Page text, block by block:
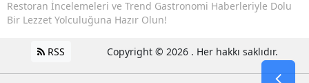
Restoran İncelemeleri ve Trend Gastronomi Haberleriyle Dolu
Bir Lezzet Yolculuğuna Hazır Olun!
RSS Copyright © 2026 . Her hakkı saklıdır.